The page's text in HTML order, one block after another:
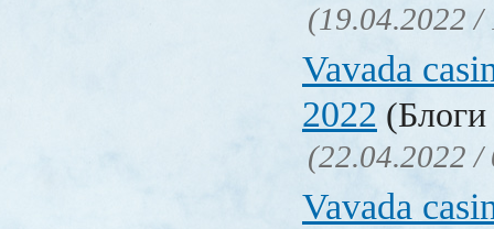
(19.04.2022 /
Vavada
2022
(22.04.2022 /
Vavada